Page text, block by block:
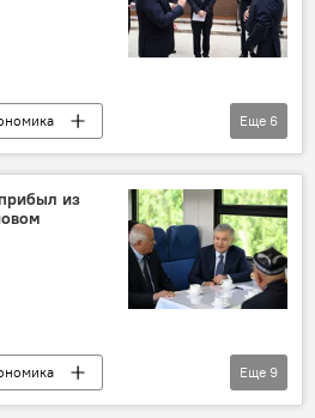
Шавкат Мирзиёев
Выставка
инвесторы
Шавкат Мирзиёев
Еще 6
из
дорога
Еще 9